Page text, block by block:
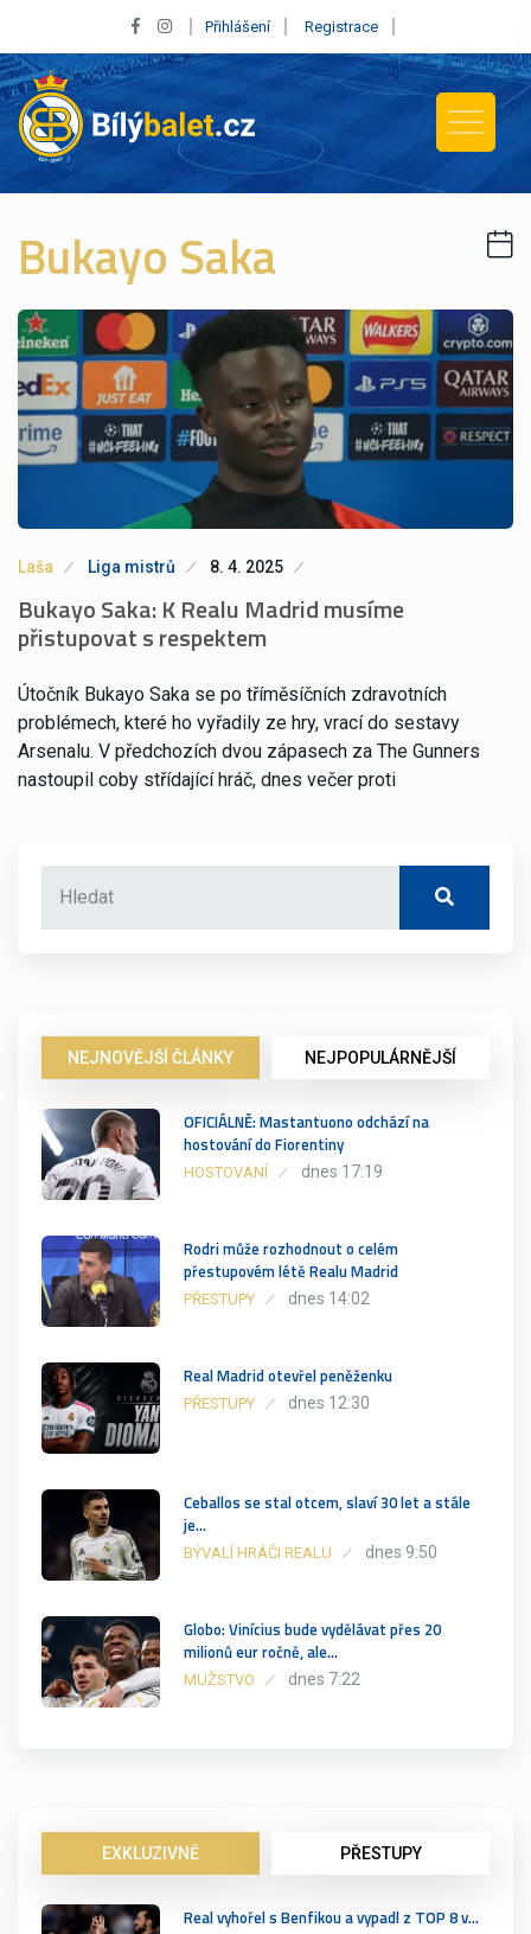
Přihlášení Registrace
Bukayo Saka
Laša Liga mistrů 8. 4. 2025
Bukayo Saka: K Realu Madrid musíme
přistupovat s respektem
Útočník Bukayo Saka se po tříměsíčních zdravotních
problémech, které ho vyřadily ze hry, vrací do sestavy
Arsenalu. V předchozích dvou zápasech za The Gunners
nastoupil coby střídající hráč, dnes večer proti
NEJNOVĚJŠÍ ČLÁNKY NEJPOPULÁRNĚJŠÍ
OFICIÁLNĚ: Mastantuono odchází na
hostování do Fiorentiny
HOSTOVÁNÍ dnes 17:19
Rodri může rozhodnout o celém
přestupovém létě Realu Madrid
PŘESTUPY dnes 14:02
Real Madrid otevřel peněženku
PŘESTUPY dnes 12:30
Ceballos se stal otcem, slaví 30 let a stále
je…
BÝVALÍ HRÁČI REALU dnes 9:50
Globo: Vinícius bude vydělávat přes 20
milionů eur ročně, ale…
MUŽSTVO dnes 7:22
EXKLUZIVNĚ PŘESTUPY
Real vyhořel s Benfikou a vypadl z TOP 8 v…